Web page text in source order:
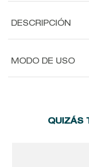
DESCRIPCIÓN
MODO DE USO
QUIZÁS